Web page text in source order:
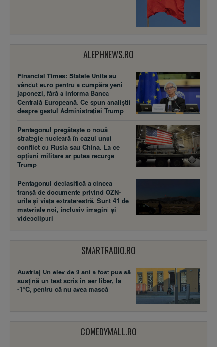
ALEPHNEWS.RO
Financial Times: Statele Unite au
vândut euro pentru a cumpăra yeni
japonezi, fără a informa Banca
Centrală Europeană. Ce spun analiștii
despre gestul Administrației Trump
Pentagonul pregătește o nouă
strategie nucleară în cazul unui
conflict cu Rusia sau China. La ce
opțiuni militare ar putea recurge
Trump
Pentagonul declasifică a cincea
tranșă de documente privind OZN-
urile și viața extraterestră. Sunt 41 de
materiale noi, inclusiv imagini și
videoclipuri
SMARTRADIO.RO
Austria| Un elev de 9 ani a fost pus să
susţină un test scris în aer liber, la
-1°C, pentru că nu avea mască
COMEDYMALL.RO